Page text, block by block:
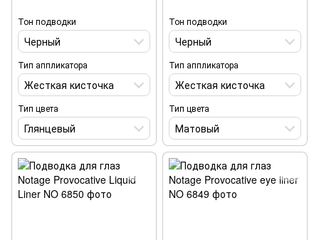
Тон подводки
Черный
Тип аппликатора
Жесткая кисточка
Тип цвета
Глянцевый
Тон подводки
Черный
Тип аппликатора
Жесткая кисточка
Тип цвета
Матовый